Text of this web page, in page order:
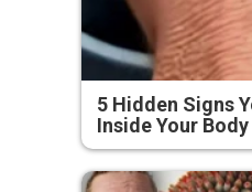
5 Hidden Signs
Inside Your Body